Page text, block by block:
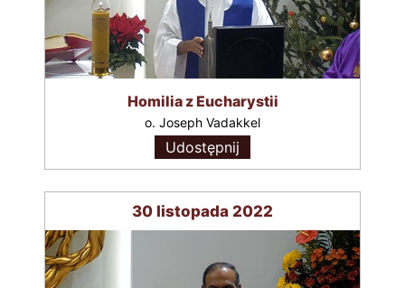
Homilia z Eucharystii
o. Joseph Vadakkel
Udostępnij
30 listopada 2022